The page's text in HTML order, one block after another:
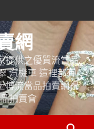
網
提供之優質流當品,
汽機車 這裡都有
博流當品拍賣網祝
拍賣會